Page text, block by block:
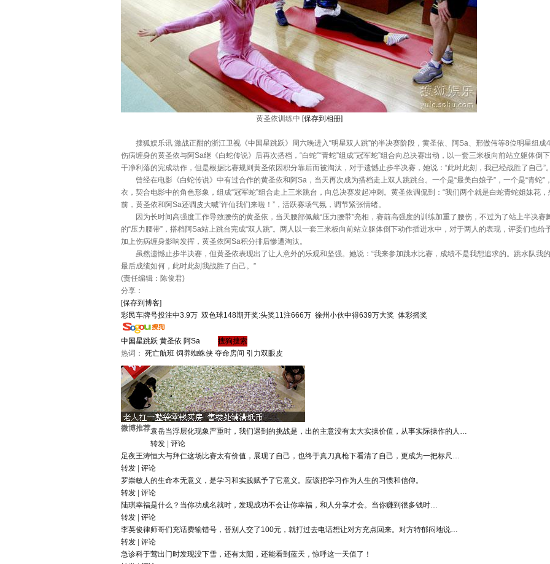
黄圣依训练中 [保存到相册]
搜狐娱乐讯 激战正酣的浙江卫视《中国星跳跃》周六晚进入“明星双人跳”的半决赛阶段，黄圣依、阿Sa、邢傲伟等8位明星组成
伤病缠身的黄圣依与阿Sa继《白蛇传说》后再次搭档，“白蛇”“青蛇”组成“冠军蛇”组合向总决赛出动，以一套三米板向前站立躯体
干净利落的完成动作，但是根据比赛规则黄圣依因积分靠后而被淘汰，对于遗憾止步半决赛，她说：“此时此刻，我已经战胜了自己”
曾经在电影《白蛇传说》中有过合作的黄圣依和阿Sa，当天再次成为搭档走上双人跳跳台。一个是“最美白娘子”，一个是“青蛇”
衣，契合电影中的角色形象，组成“冠军蛇”组合走上三米跳台，向总决赛发起冲刺。黄圣依调侃到：“我们两个就是白蛇青蛇姐妹花
前，黄圣依和阿Sa还调皮大喊“许仙我们来啦！”，活跃赛场气氛，调节紧张情绪。
因为长时间高强度工作导致腰伤的黄圣依，当天腰部佩戴“压力腰带”亮相，赛前高强度的训练加重了腰伤，不过为了站上半决赛
的“压力腰带”，搭档阿Sa站上跳台完成“双人跳”。两人以一套三米板向前站立躯体倒下动作插进水中，对于两人的表现，评委们也
加上伤病缠身影响发挥，黄圣依阿Sa积分排后惨遭淘汰。
虽然遗憾止步半决赛，但黄圣依表现出了让人意外的乐观和坚强。她说：“我来参加跳水比赛，成绩不是我想追求的。跳水队我
最后成绩如何，此时此刻我战胜了自己。”
(责任编辑：陈俊君)
分享：
[保存到博客]
彩民车牌号投注中3.9万 双色球148期开奖:头奖11注666万 徐州小伙中得639万大奖 体彩摇奖
热词： 死亡航班 饲养蜘蛛侠 夺命房间 引力双眼皮
微博推荐袁岳当浮层化现象严重时，我们遇到的挑战是，出的主意没有太大实操价值，从事实际操作的人…
转发
评论
足夜王涛恒大与拜仁这场比赛太有价值，展现了自己，也终于真刀真枪下看清了自己，更成为一把标尺…
转发
评论
罗崇敏人的生命本无意义，是学习和实践赋予了它意义。应该把学习作为人生的习惯和信仰。
转发
评论
陆琪幸福是什么？当你功成名就时，发现成功不会让你幸福，和人分享才会。当你赚到很多钱时…
转发
评论
李英俊律师哥们充话费输错号，替别人交了100元，就打过去电话想让对方充点回来。对方特郁闷地说…
转发
评论
急诊科于莺出门时发现没下雪，还有太阳，还能看到蓝天，惊呼这一天值了！